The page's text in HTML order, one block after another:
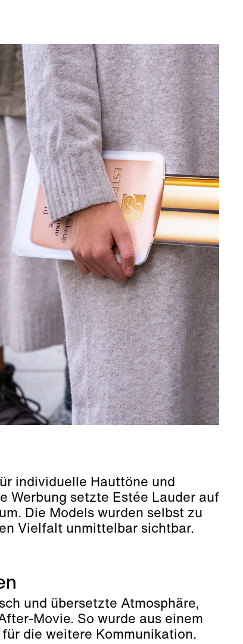
individuelle Hauttöne und
Werbung setzte Estée Lauder auf
Die Models wurden selbst zu
Vielfalt unmittelbar sichtbar.
und übersetzte Atmosphäre,
Movie. So wurde aus einem
die weitere Kommunikation.